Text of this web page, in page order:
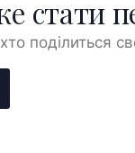
стати
поділиться